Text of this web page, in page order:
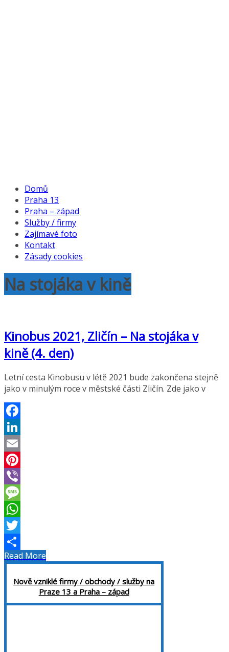
Domů
Praha 13
Praha – západ
Služby / firmy
Zajímavé foto
Kontakt
Zásady cookies
Na stojáka v kině
Kinobus 2021, Zličín – Na stojáka v
kině (4. den)
Letní cesta Kinobusu v létě 2021 bude zakončena stejně
jako v minulým roce v městské části Zličín. Zde jako v
Facebook
LinkedIn
Email
Pinterest
Viber
Message
WhatsApp
Twitter
Share
Read More
Nově vzniklé firmy / obchody / služby na
Praze 13 a Praha – západ